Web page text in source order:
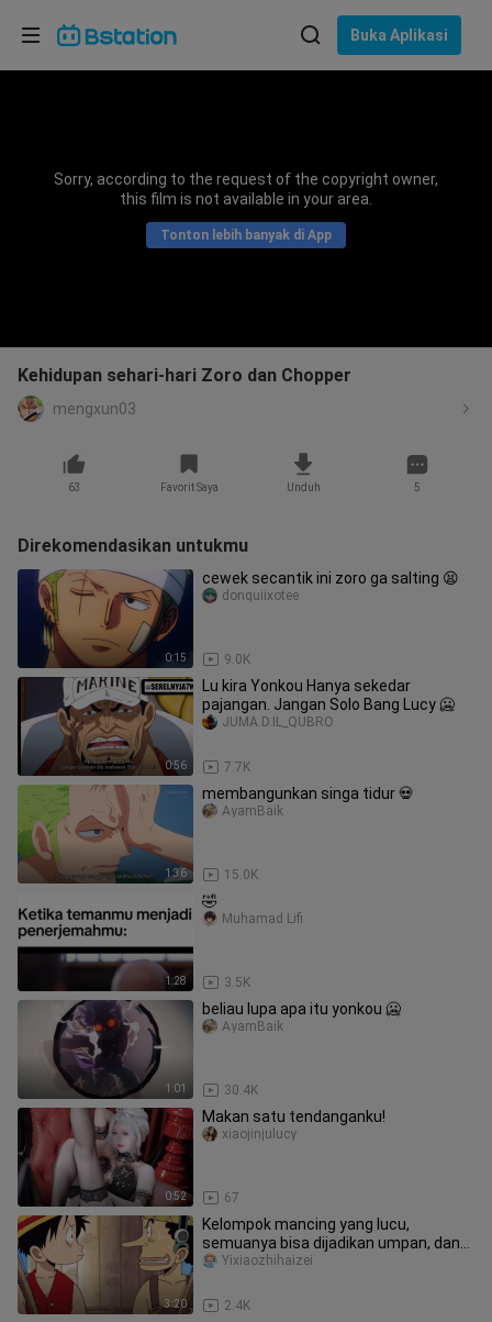
Buka Aplikasi
Sorry, according to the request of the copyright owner,
this film is not available in your area.
Tonton lebih banyak di App
Kehidupan sehari-hari Zoro dan Chopper
mengxun03
63 Favorit Saya Unduh 5
Direkomendasikan untukmu
0:15
cewek secantik ini zoro ga salting 😫
9.0K
donquiixotee
0:56
Lu kira Yonkou Hanya sekedar
pajangan. Jangan Solo Bang Lucy 🥶
7.7K
JUMA.D.IL_QUBRO
1:36
membangunkan singa tidur 💀
15.0K
AyamBaik
1:28
🤣
3.5K
Muhamad Lifi
1:01
beliau lupa apa itu yonkou 🥶
30.4K
AyamBaik
0:52
Makan satu tendanganku!
67
xiaojinjulucy
3:20
Kelompok mancing yang lucu,
semuanya bisa dijadikan umpan, dan
tidak semua ikan bisa ditangkap.
2.4K
Yixiaozhihaizei
Pilih bahasa
Bahasa Indonesia